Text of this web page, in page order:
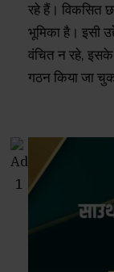
रहे हैं। विकसित
भूमिका है। इसी
वंचित न रहे,
गठन किया जा